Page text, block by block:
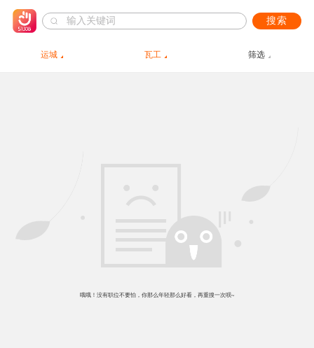
搜索
运城 瓦工 筛选
哦哦！没有职位不要怕，你那么年轻那么好看，再重搜一次呗~